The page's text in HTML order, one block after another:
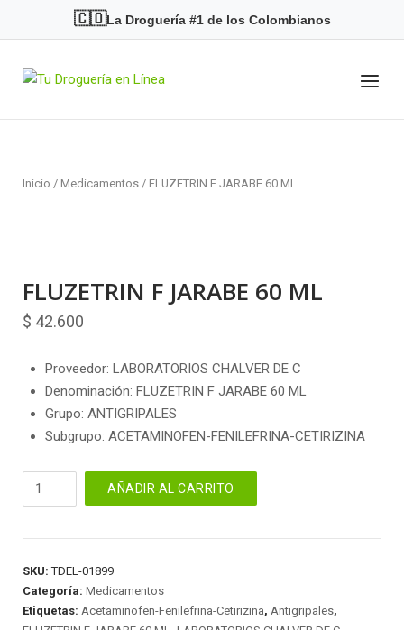
🇨🇴La Droguería #1 de los Colombianos
Home Menu
Inicio / Medicamentos / FLUZETRIN F JARABE 60 ML
FLUZETRIN F JARABE 60 ML
$ 42.600
Proveedor: LABORATORIOS CHALVER DE C
Denominación: FLUZETRIN F JARABE 60 ML
Grupo: ANTIGRIPALES
Subgrupo: ACETAMINOFEN-FENILEFRINA-CETIRIZINA
FLUZETRIN
60
cantidad
AÑADIR AL CARRITO
SKU:TDEL-01899
Categoría: Medicamentos
Etiquetas: Acetaminofen-Fenilefrina-Cetirizina, Antigripales,